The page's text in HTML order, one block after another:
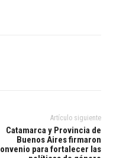
Artículo siguiente
Catamarca y Provincia de
Buenos Aires firmaron
para fortalecer las